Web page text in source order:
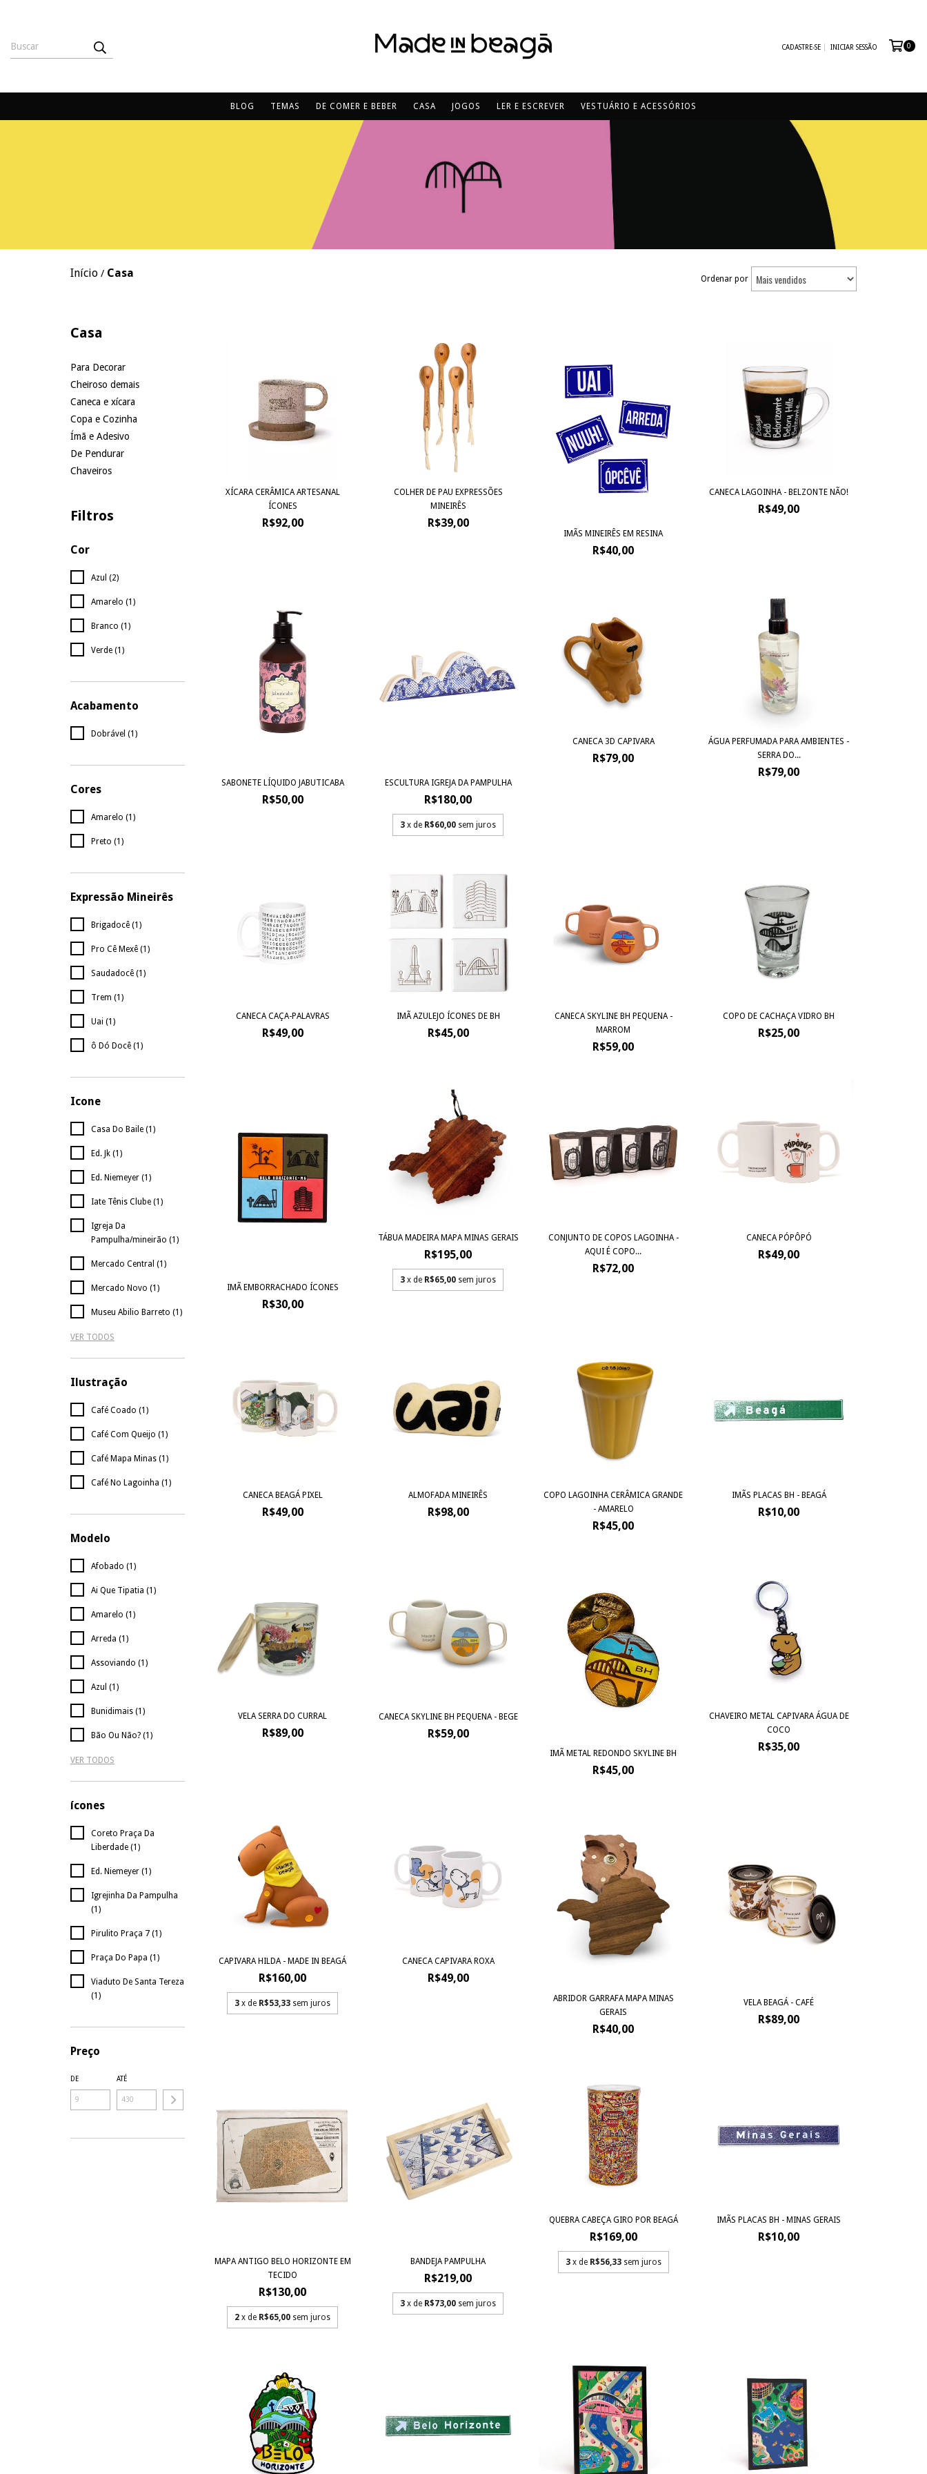
CADASTRE-SE INICIAR SESSÃO 0
BLOG TEMAS DE COMER E BEBER CASA JOGOS LER E ESCREVER VESTUÁRIO E ACESSÓRIOS
Início / Casa Ordenar por
Casa
Para Decorar
Cheiroso demais
Caneca e xícara
Copa e Cozinha
Ímã e Adesivo
De Pendurar
Chaveiros
Filtros
Cor
Azul (2)
Amarelo (1)
Branco (1)
Verde (1)
Acabamento
Dobrável (1)
Cores
Amarelo (1)
Preto (1)
Expressão Mineirês
Brigadocê (1)
Pro Cê Mexê (1)
Saudadocê (1)
Trem (1)
Uai (1)
ô Dó Docê (1)
Icone
Casa Do Baile (1)
Ed. Jk (1)
Ed. Niemeyer (1)
Iate Tênis Clube (1)
Igreja Da
Pampulha/mineirão (1)
Mercado Central (1)
Mercado Novo (1)
Museu Abilio Barreto (1)
VER TODOS
Ilustração
Café Coado (1)
Café Com Queijo (1)
Café Mapa Minas (1)
Café No Lagoinha (1)
Modelo
Afobado (1)
Ai Que Tipatia (1)
Amarelo (1)
Arreda (1)
Assoviando (1)
Azul (1)
Bunidimais (1)
Bão Ou Não? (1)
VER TODOS
ícones
Coreto Praça Da
Liberdade (1)
Ed. Niemeyer (1)
Igrejinha Da Pampulha
(1)
Pirulito Praça 7 (1)
Praça Do Papa (1)
Viaduto De Santa Tereza
(1)
Preço
DE ATÉ
XÍCARA CERÂMICA ARTESANAL
ÍCONES
R$92,00
COLHER DE PAU EXPRESSÕES
MINEIRÊS
R$39,00
IMÃS MINEIRÊS EM RESINA
R$40,00
CANECA LAGOINHA - BELZONTE NÃO!
R$49,00
SABONETE LÍQUIDO JABUTICABA
R$50,00
ESCULTURA IGREJA DA PAMPULHA
R$180,00
3 x de R$60,00 sem juros
CANECA 3D CAPIVARA
R$79,00
ÁGUA PERFUMADA PARA AMBIENTES -
SERRA DO...
R$79,00
CANECA CAÇA-PALAVRAS
R$49,00
IMÃ AZULEJO ÍCONES DE BH
R$45,00
CANECA SKYLINE BH PEQUENA -
MARROM
R$59,00
COPO DE CACHAÇA VIDRO BH
R$25,00
IMÃ EMBORRACHADO ÍCONES
R$30,00
TÁBUA MADEIRA MAPA MINAS GERAIS
R$195,00
3 x de R$65,00 sem juros
CONJUNTO DE COPOS LAGOINHA -
AQUI É COPO...
R$72,00
CANECA PÓPÔPÓ
R$49,00
CANECA BEAGÁ PIXEL
R$49,00
ALMOFADA MINEIRÊS
R$98,00
COPO LAGOINHA CERÂMICA GRANDE
- AMARELO
R$45,00
IMÃS PLACAS BH - BEAGÁ
R$10,00
VELA SERRA DO CURRAL
R$89,00
CANECA SKYLINE BH PEQUENA - BEGE
R$59,00
IMÃ METAL REDONDO SKYLINE BH
R$45,00
CHAVEIRO METAL CAPIVARA ÁGUA DE
COCO
R$35,00
CAPIVARA HILDA - MADE IN BEAGÁ
R$160,00
3 x de R$53,33 sem juros
CANECA CAPIVARA ROXA
R$49,00
ABRIDOR GARRAFA MAPA MINAS
GERAIS
R$40,00
VELA BEAGÁ - CAFÉ
R$89,00
MAPA ANTIGO BELO HORIZONTE EM
TECIDO
R$130,00
2 x de R$65,00 sem juros
BANDEJA PAMPULHA
R$219,00
3 x de R$73,00 sem juros
QUEBRA CABEÇA GIRO POR BEAGÁ
R$169,00
3 x de R$56,33 sem juros
IMÃS PLACAS BH - MINAS GERAIS
R$10,00